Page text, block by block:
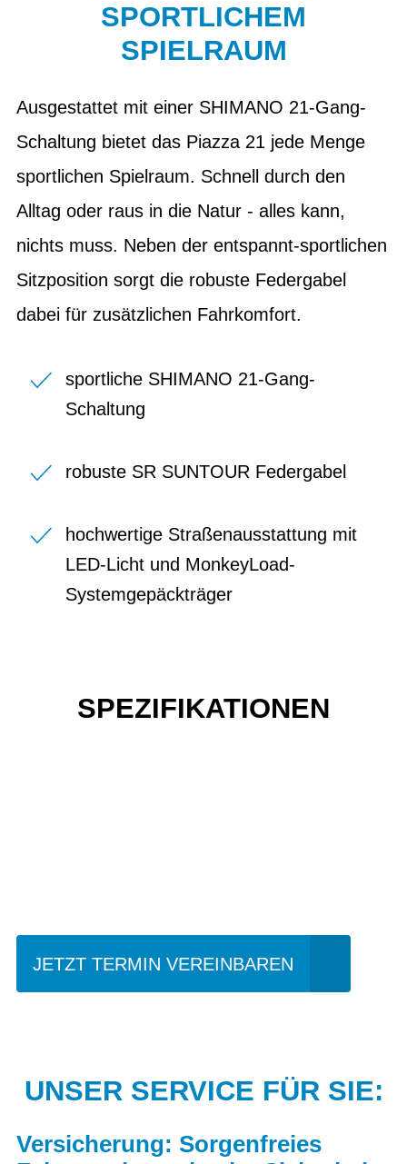
SPORTLICHEM
SPIELRAUM
Ausgestattet mit einer SHIMANO 21-Gang-
Schaltung bietet das Piazza 21 jede Menge
sportlichen Spielraum. Schnell durch den
Alltag oder raus in die Natur - alles kann,
nichts muss. Neben der entspannt-sportlichen
Sitzposition sorgt die robuste Federgabel
dabei für zusätzlichen Fahrkomfort.
sportliche SHIMANO 21-Gang-
Schaltung
robuste SR SUNTOUR Federgabel
hochwertige Straßenausstattung mit
LED-Licht und MonkeyLoad-
Systemgepäckträger
SPEZIFIKATIONEN
JETZT TERMIN VEREINBAREN
UNSER SERVICE FÜR SIE:
Versicherung: Sorgenfreies